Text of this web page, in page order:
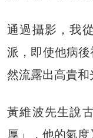
通過攝影，我
派，即使他病
然流露出高貴和
黃維波先生說
厚」，他的氣度